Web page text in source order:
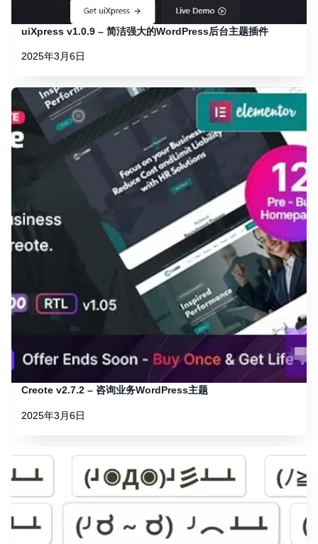
uiXpress v1.0.9 – 简洁强大的WordPress后台主题插件
2025年3月6日
Creote v2.7.2 – 咨询业务WordPress主题
2025年3月6日